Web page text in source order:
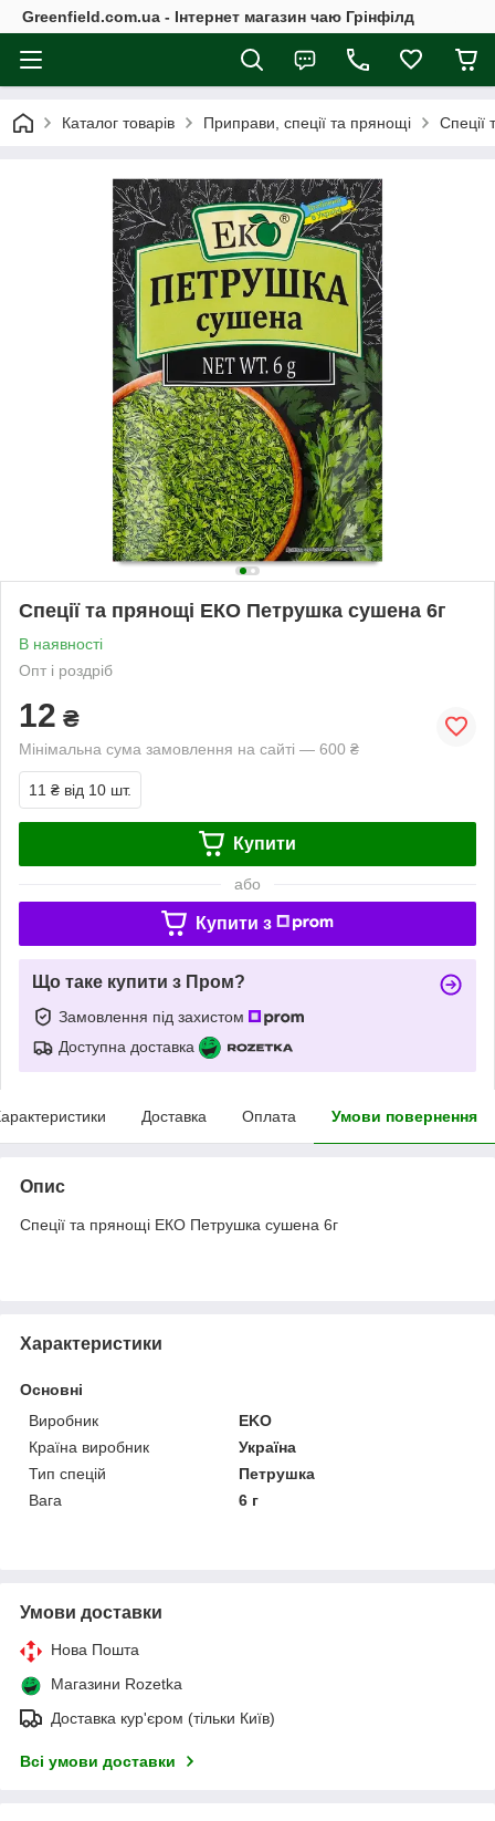
Greenfield.com.ua - Інтернет магазин чаю Грінфілд
Каталог товарів Приправи, спеції та прянощі
Спеції та прянощі ЕКО Петрушка сушена 6г
В наявності
Опт і роздріб
12 ₴
Мінімальна сума замовлення на сайті — 600 ₴
11 ₴ від 10 шт.
Купити
або
Купити з
Що таке купити з Пром?
Замовлення під захистом
Доступна доставка
Доставка Оплата Умови повернення
Опис
Спеції та прянощі ЕКО Петрушка сушена 6г
Характеристики
Основні
Виробник
EKO
Країна виробник
Україна
Тип спецій
Петрушка
Вага
6 г
Умови доставки
Нова Пошта
Магазини Rozetka
Доставка кур'єром (тільки Київ)
Всі умови доставки